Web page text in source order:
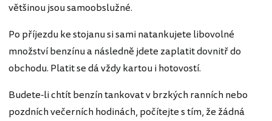
většinou jsou samoobslužné.
Po příjezdu ke stojanu si sami natankujete libovolné
množství benzínu a následně jdete zaplatit dovnitř do
obchodu. Platit se dá vždy kartou i hotovostí.
Budete-li chtít benzín tankovat v brzkých ranních nebo
pozdních večerních hodinách, počítejte s tím, že žádná